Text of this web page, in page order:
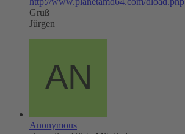
Gruß
Jürgen
Anonymous